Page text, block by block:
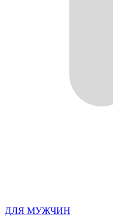
ДЛЯ МУЖЧИН